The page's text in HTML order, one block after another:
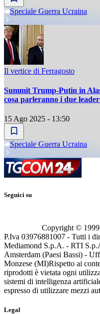
Speciale Guerra Ucraina
Il vertice di Ferragosto
Summit Trump-Putin in
cosa parleranno i due
15 Ago 2025 - 13:50
Speciale Guerra Ucraina
Seguici su
Copyright ©
P.Iva 03976881007 - Tutti i
Mediamond S.p.A. - RTI
Amsterdam (Paesi Bassi) -
Monzese (MI)Rispetto ai
riprodotti è vietata ogni
sistemi di intelligenza
espresso di utilizzare mezzi
Legal